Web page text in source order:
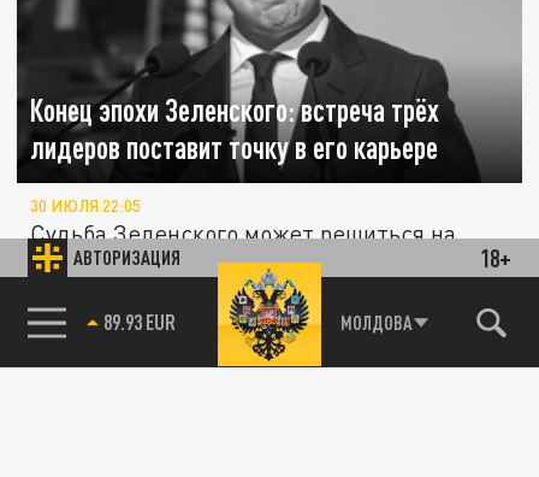
АВТОРИЗАЦИЯ 18+
85.64 BRENT МОЛДОВА
Конец эпохи Зеленского: встреча трёх
лидеров поставит точку в его карьере
30 ИЮЛЯ 22:05
Судьба Зеленского может решиться на
встрече лидеров России, США и Китая.